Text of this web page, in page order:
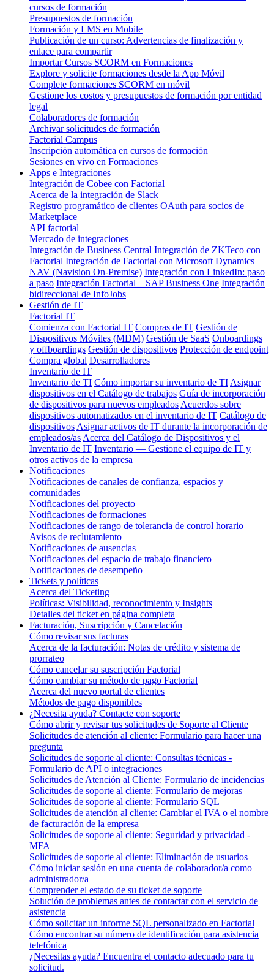
cursos de formación
Presupuestos de formación
Formación y LMS en Mobile
Publicación de un curso: Advertencias de finalización y
enlace para compartir
Importar Cursos SCORM en Formaciones
Explore y solicite formaciones desde la App Móvil
Complete formaciones SCORM en móvil
Gestione los costos y presupuestos de formación por entidad
legal
Colaboradores de formación
Archivar solicitudes de formación
Factorial Campus
Inscripción automática en cursos de formación
Sesiones en vivo en Formaciones
Apps e Integraciones
Integración de Cobee con Factorial
Acerca de la integración de Slack
Registro programático de clientes OAuth para socios de
Marketplace
API factorial
Mercado de integraciones
Integración de Business Central Integración de ZKTeco con
Factorial Integración de Factorial con Microsoft Dynamics
NAV (Navision On-Premise) Integración con LinkedIn: paso
a paso Integración Factorial – SAP Business One Integración
bidireccional de InfoJobs
Gestión de IT
Factorial IT
Comienza con Factorial IT Compras de IT Gestión de
Dispositivos Móviles (MDM) Gestión de SaaS Onboardings
y offboardings Gestión de dispositivos Protección de endpoint
Compra global Desarrolladores
Inventario de IT
Inventario de TI Cómo importar su inventario de TI Asignar
dispositivos en el Catálogo de trabajos Guía de incorporación
de dispositivos para nuevos empleados Acuerdos sobre
dispositivos automatizados en el inventario de IT Catálogo de
dispositivos Asignar activos de IT durante la incorporación de
empleados/as Acerca del Catálogo de Dispositivos y el
Inventario de IT Inventario — Gestione el equipo de IT y
otros activos de la empresa
Notificaciones
Notificaciones de canales de confianza, espacios y
comunidades
Notificaciones del proyecto
Notificaciones de formaciones
Notificaciones de rango de tolerancia de control horario
Avisos de reclutamiento
Notificaciones de ausencias
Notificaciones del espacio de trabajo financiero
Notificaciones de desempeño
Tickets y políticas
Acerca del Ticketing
Políticas: Visibilidad, reconocimiento y Insights
Detalles del ticket en página completa
Facturación, Suscripción y Cancelación
Cómo revisar sus facturas
Acerca de la facturación: Notas de crédito y sistema de
prorrateo
Cómo cancelar su suscripción Factorial
Cómo cambiar su método de pago Factorial
Acerca del nuevo portal de clientes
Métodos de pago disponibles
¿Necesita ayuda? Contacte con soporte
Cómo abrir y revisar tus solicitudes de Soporte al Cliente
Solicitudes de atención al cliente: Formulario para hacer una
pregunta
Solicitudes de soporte al cliente: Consultas técnicas -
Formulario de API o integraciones
Solicitudes de Atención al Cliente: Formulario de incidencias
Solicitudes de soporte al cliente: Formulario de mejoras
Solicitudes de soporte al cliente: Formulario SQL
Solicitudes de atención al cliente: Cambiar el IVA o el nombre
de facturación de la empresa
Solicitudes de soporte al cliente: Seguridad y privacidad -
MFA
Solicitudes de soporte al cliente: Eliminación de usuarios
Cómo iniciar sesión en una cuenta de colaborador/a como
administrador/a
Comprender el estado de su ticket de soporte
Solución de problemas antes de contactar con el servicio de
asistencia
Cómo solicitar un informe SQL personalizado en Factorial
Cómo encontrar su número de identificación para asistencia
telefónica
¿Necesitas ayuda? Encuentra el contacto adecuado para tu
solicitud.